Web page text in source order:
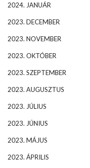
2024. JANUÁR
2023. DECEMBER
2023. NOVEMBER
2023. OKTÓBER
2023. SZEPTEMBER
2023. AUGUSZTUS
2023. JÚLIUS
2023. JÚNIUS
2023. MÁJUS
2023. ÁPRILIS